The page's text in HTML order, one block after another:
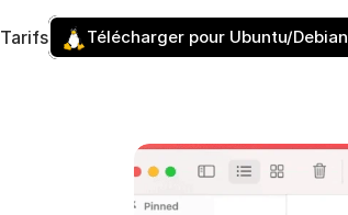
Tarifs Télécharger pour Ubuntu/Debian